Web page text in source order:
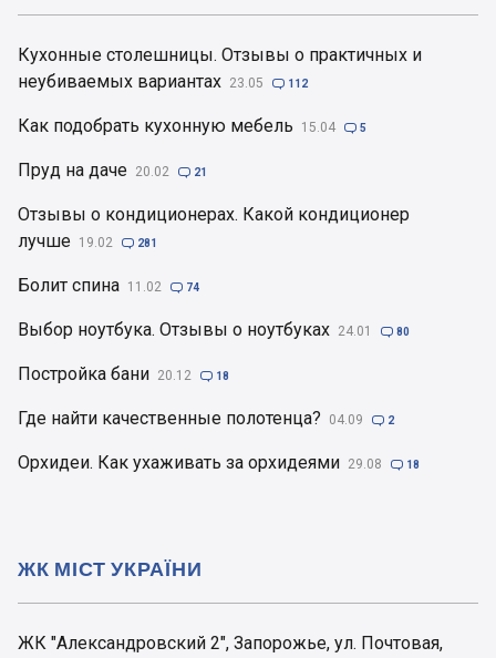
Кухонные столешницы. Отзывы о практичных и
неубиваемых вариантах 23.05  112
Как подобрать кухонную мебель 15.04  5
Пруд на даче 20.02  21
Отзывы о кондиционерах. Какой кондиционер
лучше 19.02  281
Болит спина 11.02  74
Выбор ноутбука. Отзывы о ноутбуках 24.01  80
Постройка бани 20.12  18
Где найти качественные полотенца? 04.09  2
Орхидеи. Как ухаживать за орхидеями 29.08  18
ЖК "Александровский 2", Запорожье, ул. Почтовая,
ЖК МІСТ УКРАЇНИ